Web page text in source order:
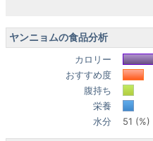
ヤンニョムの食品分析
カロリー
おすすめ度
腹持ち
栄養
水分
51 (%)